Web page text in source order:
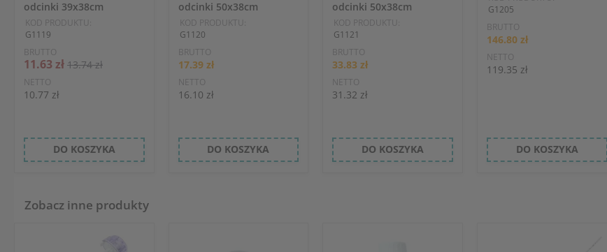
odcinki 39x38cm
KOD PRODUKTU:
G1119
BRUTTO
11.63 zł 13.74 zł
NETTO
10.77 zł
DO KOSZYKA
odcinki 50x38cm
KOD PRODUKTU:
G1120
BRUTTO
17.39 zł
NETTO
16.10 zł
DO KOSZYKA
odcinki 50x38cm
KOD PRODUKTU:
G1121
BRUTTO
33.83 zł
NETTO
31.32 zł
DO KOSZYKA
G1205
BRUTTO
146.80 zł
NETTO
119.35 zł
DO KOSZYKA
Zobacz inne produkty